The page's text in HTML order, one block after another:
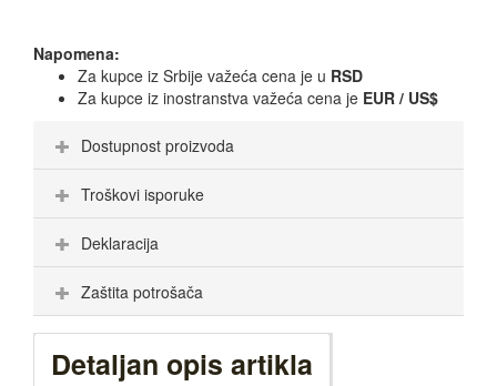
Napomena:
Za kupce iz Srbije važeća cena je u RSD
Za kupce iz inostranstva važeća cena je EUR / US$
Dostupnost proizvoda
Troškovi isporuke
Deklaracija
Zaštita potrošača
Detaljan opis artikla